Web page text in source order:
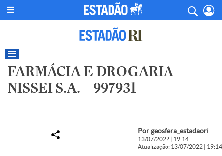
FARMÁCIA E DROGARIA
NISSEI S.A. – 997931
Por geosfera_estadaori
13/07/2022 | 19:14
Atualização: 13/07/2022 | 19:14